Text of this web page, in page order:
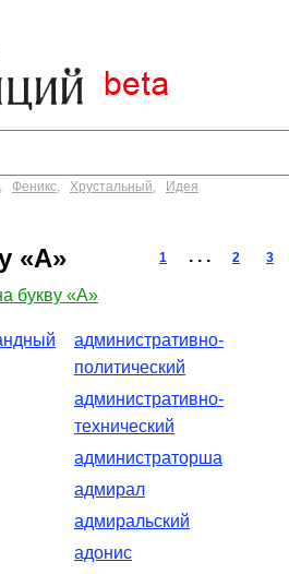
, Феникс, Хрустальный, Идея
«А» 1 . . . 2 3
букву «А»
административно-
политический
административно-
технический
администраторша
адмирал
адмиральский
адонис